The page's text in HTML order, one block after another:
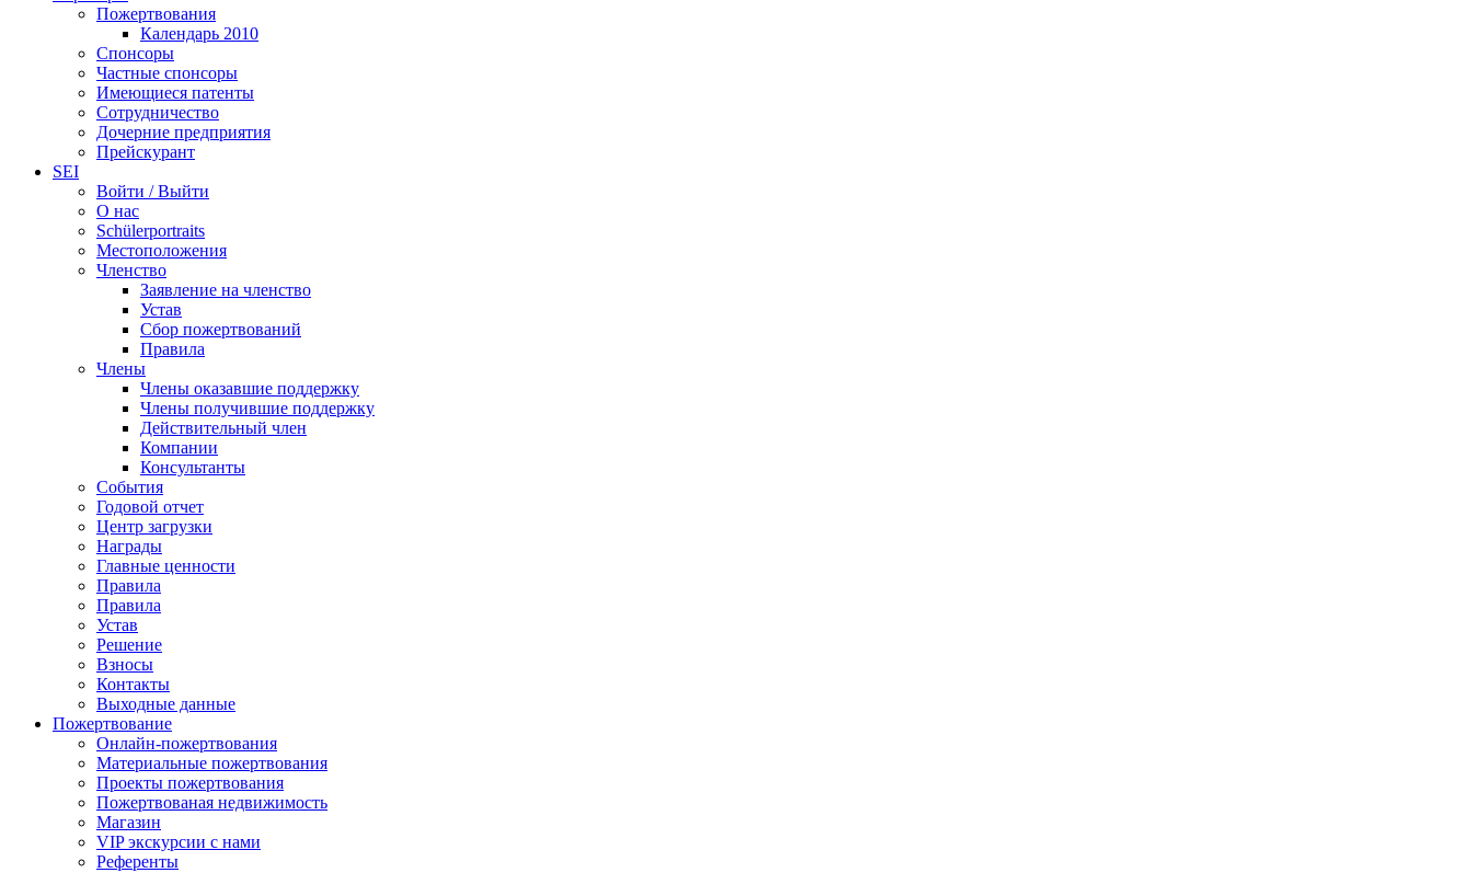
Пожертвования
Календарь 2010
Спонсоры
Частные спонсоры
Имеющиеся патенты
Сотрудничество
Дочерние предприятия
Прейскурант
SEI
Войти / Выйти
О нас
Schülerportraits
Местоположения
Членство
Заявление на членство
Устав
Сбор пожертвований
Правила
Члены
Члены оказавшие поддержку
Члены получившие поддержку
Действительный член
Компании
Консультанты
События
Годовой отчет
Центр загрузки
Награды
Главные ценности
Правила
Правила
Устав
Решение
Взносы
Контакты
Выходные данные
Пожертвование
Онлайн-пожертвования
Материальные пожертвования
Проекты пожертвования
Пожертвованая недвижимость
Магазин
VIP экскурсии с нами
Референты